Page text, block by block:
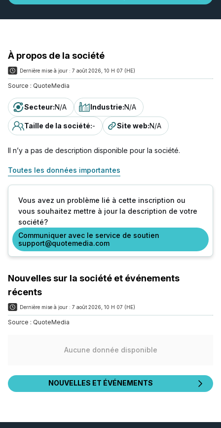
À propos de la société
Dernière mise à jour : 7 août 2026, 10 H 07 (HE)
Source : QuoteMedia
Secteur:N/A Industrie:N/A
Taille de la société:- Site web:N/A
Il n’y a pas de description disponible pour la société.
Toutes les données importantes
Vous avez un problème lié à cette inscription ou
vous souhaitez mettre à jour la description de votre
société?
Communiquer avec le service de soutien
support@quotemedia.com
Nouvelles sur la société et événements
récents
Dernière mise à jour : 7 août 2026, 10 H 07 (HE)
Source : QuoteMedia
Aucune donnée disponible
NOUVELLES ET ÉVÉNEMENTS